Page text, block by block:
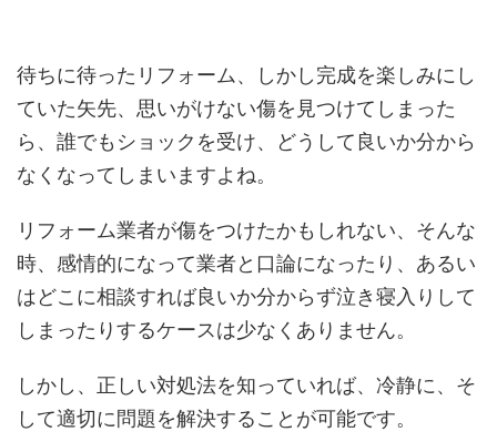
待ちに待ったリフォーム、しかし完成を楽しみにし
ていた矢先、思いがけない傷を見つけてしまった
ら、誰でもショックを受け、どうして良いか分から
なくなってしまいますよね。
リフォーム業者が傷をつけたかもしれない、そんな
時、感情的になって業者と口論になったり、あるい
はどこに相談すれば良いか分からず泣き寝入りして
しまったりするケースは少なくありません。
しかし、正しい対処法を知っていれば、冷静に、そ
して適切に問題を解決することが可能です。